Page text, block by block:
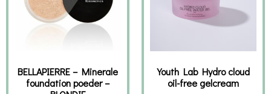
BELLAPIERRE – Minerale
foundation poeder –
Youth Lab Hydro cloud
oil-free gelcream